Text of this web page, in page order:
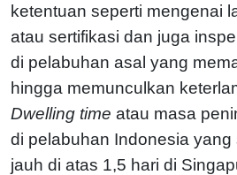
ketentuan seperti mengenai
atau sertifikasi dan juga
di pelabuhan asal yang
hingga memunculkan
Dwelling time atau masa
di pelabuhan Indonesia yang
jauh di atas 1,5 hari di